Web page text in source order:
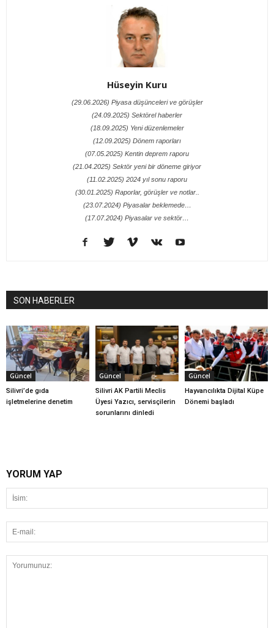
Hüseyin Kuru
(29.06.2026) Piyasa düşünceleri ve görüşler
(24.09.2025) Sektörel haberler
(18.09.2025) Yeni düzenlemeler
(12.09.2025) Dönem raporları
(07.05.2025) Kentin deprem raporu
(21.04.2025) Sektör yeni bir döneme giriyor
(11.02.2025) 2024 yıl sonu raporu
(30.01.2025) Raporlar, görüşler ve notlar..
(23.07.2024) Piyasalar beklemede…
(17.07.2024) Piyasalar ve sektör…
SON HABERLER
Güncel
Silivri’de gıda
işletmelerine denetim
Güncel
Silivri AK Partili Meclis
Üyesi Yazıcı, servisçilerin
sorunlarını dinledi
Güncel
Hayvancılıkta Dijital Küpe
Dönemi başladı
YORUM YAP